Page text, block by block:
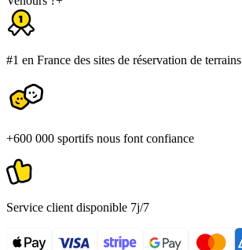
#1 en France des sites de réservation de terrains
+600 000 sportifs nous font confiance
Service client disponible 7j/7